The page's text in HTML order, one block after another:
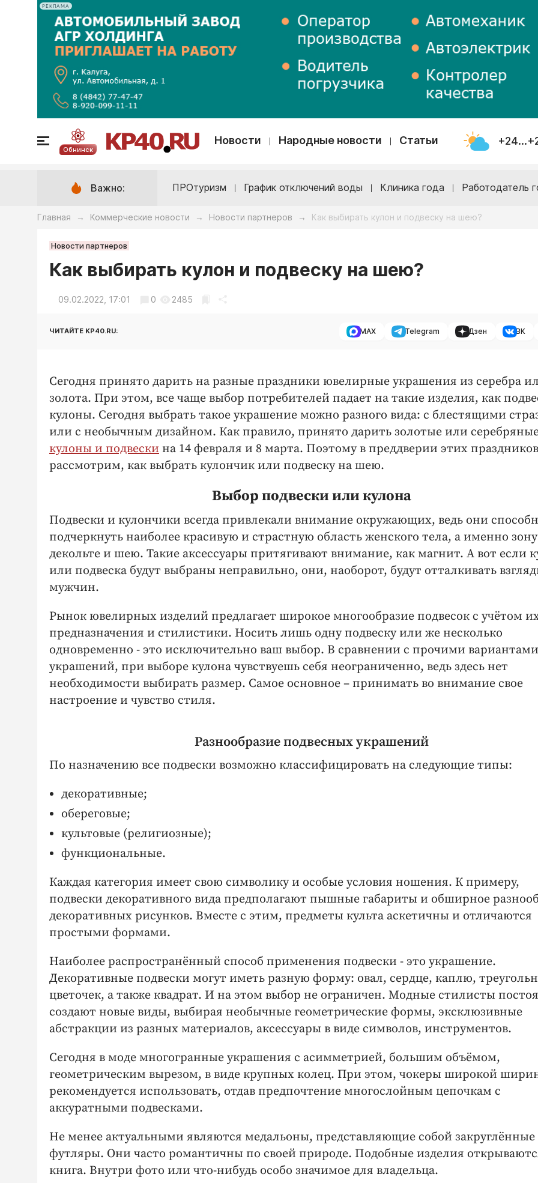
РЕКЛАМА
Обнинск
Новости Народные новости Статьи
Важно: ПРОтуризм График отключений воды Клиника года Работодатель
Главная → Коммерческие новости → Новости партнеров → Как выбирать кулон и подвеску на шею?
Новости партнеров
Как выбирать кулон и подвеску на шею?
09.02.2022, 17:01 0 2485
ЧИТАЙТЕ KP40.RU: MAX Telegram Дзен ВК
Сегодня принято дарить на разные праздники ювелирные украшения из серебра
золота. При этом, все чаще выбор потребителей падает на такие изделия, как
кулоны. Сегодня выбрать такое украшение можно разного вида: с блестящими
или с необычным дизайном. Как правило, принято дарить золотые или
кулоны и подвески на 14 февраля и 8 марта. Поэтому в преддверии этих
рассмотрим, как выбрать кулончик или подвеску на шею.
Выбор подвески или кулона
Подвески и кулончики всегда привлекали внимание окружающих, ведь они
подчеркнуть наиболее красивую и страстную область женского тела, а именно зону
декольте и шею. Такие аксессуары притягивают внимание, как магнит. А вот если
или подвеска будут выбраны неправильно, они, наоборот, будут отталкивать
мужчин.
Рынок ювелирных изделий предлагает широкое многообразие подвесок с учётом
предназначения и стилистики. Носить лишь одну подвеску или же несколько
одновременно - это исключительно ваш выбор. В сравнении с прочими вариантами
украшений, при выборе кулона чувствуешь себя неограниченно, ведь здесь нет
необходимости выбирать размер. Самое основное – принимать во внимание свое
настроение и чувство стиля.
Разнообразие подвесных украшений
По назначению все подвески возможно классифицировать на следующие типы:
декоративные;
обереговые;
культовые (религиозные);
функциональные.
Каждая категория имеет свою символику и особые условия ношения. К примеру,
подвески декоративного вида предполагают пышные габариты и обширное
декоративных рисунков. Вместе с этим, предметы культа аскетичны и отличаются
простыми формами.
Наиболее распространённый способ применения подвески - это украшение.
Декоративные подвески могут иметь разную форму: овал, сердце, каплю,
цветочек, а также квадрат. И на этом выбор не ограничен. Модные стилисты
создают новые виды, выбирая необычные геометрические формы, эксклюзивные
абстракции из разных материалов, аксессуары в виде символов, инструментов.
Сегодня в моде многогранные украшения с асимметрией, большим объёмом,
геометрическим вырезом, в виде крупных колец. При этом, чокеры широкой
рекомендуется использовать, отдав предпочтение многослойным цепочкам с
аккуратными подвесками.
Не менее актуальными являются медальоны, представляющие собой закруглённые
футляры. Они часто романтичны по своей природе. Подобные изделия
книга. Внутри фото или что-нибудь особо значимое для владельца.